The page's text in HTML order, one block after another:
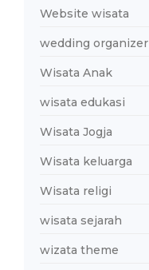
Website wisata
wedding organizer
Wisata Anak
wisata edukasi
Wisata Jogja
Wisata keluarga
Wisata religi
wisata sejarah
wizata theme